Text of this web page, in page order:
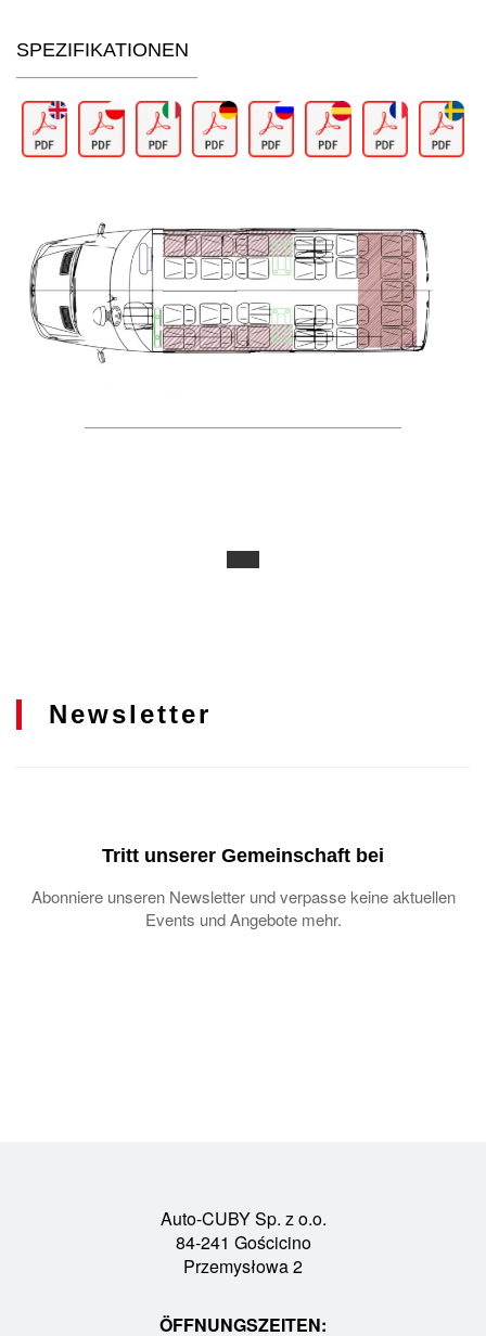
SPEZIFIKATIONEN
Newsletter
Tritt unserer Gemeinschaft bei
Abonniere unseren Newsletter und verpasse keine aktuellen
Events und Angebote mehr.
Auto-CUBY Sp. z o.o.
84-241 Gościcino
Przemysłowa 2
ÖFFNUNGSZEITEN: